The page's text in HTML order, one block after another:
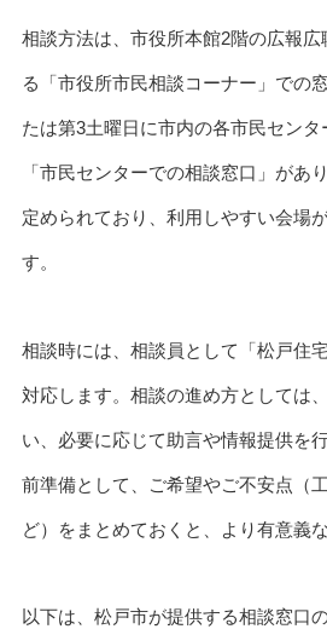
相談方法は、市役所本館2階の広報
る「市役所市民相談コーナー」での
たは第3土曜日に市内の各市民センタ
「市民センターでの相談窓口」があ
定められており、利用しやすい会場
す。
相談時には、相談員として「松戸住
対応します。相談の進め方としては
い、必要に応じて助言や情報提供を
前準備として、ご希望やご不安点（
ど）をまとめておくと、より有意義
以下は、松戸市が提供する相談窓口